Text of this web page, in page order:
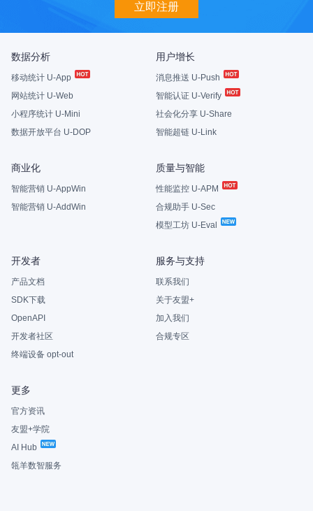
立即注册
数据分析
移动统计 U-App
网站统计 U-Web
小程序统计 U-Mini
数据开放平台 U-DOP
用户增长
消息推送 U-Push
智能认证 U-Verify
社会化分享 U-Share
智能超链 U-Link
商业化
智能营销 U-AppWin
智能营销 U-AddWin
质量与智能
性能监控 U-APM
合规助手 U-Sec
模型工坊 U-Eval
开发者
产品文档
SDK下载
OpenAPI
开发者社区
终端设备 opt-out
服务与支持
联系我们
关于友盟+
加入我们
合规专区
更多
官方资讯
友盟+学院
AI Hub
瓴羊数智服务